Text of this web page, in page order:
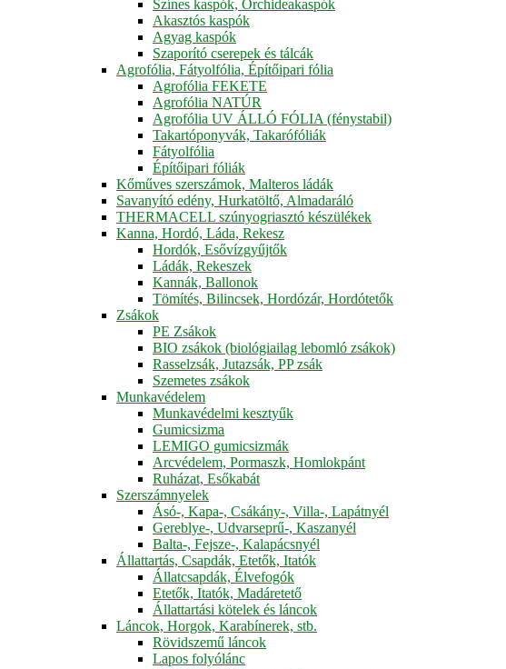
Színes kaspók, Orchideakaspók
Akasztós kaspók
Agyag kaspók
Szaporító cserepek és tálcák
Agrofólia, Fátyolfólia, Építőipari fólia
Agrofólia FEKETE
Agrofólia NATÚR
Agrofólia UV ÁLLÓ FÓLIA (fénystabil)
Takartóponyvák, Takarófóliák
Fátyolfólia
Építőipari fóliák
Kőműves szerszámok, Malteros ládák
Savanyító edény, Hurkatöltő, Almadaráló
THERMACELL szúnyogriasztó készülékek
Kanna, Hordó, Láda, Rekesz
Hordók, Esővízgyűjtők
Ládák, Rekeszek
Kannák, Ballonok
Tömítés, Bilincsek, Hordózár, Hordótetők
Zsákok
PE Zsákok
BIO zsákok (biológiailag lebomló zsákok)
Rasselzsák, Jutazsák, PP zsák
Szemetes zsákok
Munkavédelem
Munkavédelmi kesztyűk
Gumicsizma
LEMIGO gumicsizmák
Arcvédelem, Pormaszk, Homlokpánt
Ruházat, Esőkabát
Szerszámnyelek
Ásó-, Kapa-, Csákány-, Villa-, Lapátnyél
Gereblye-, Udvarseprű-, Kaszanyél
Balta-, Fejsze-, Kalapácsnyél
Állattartás, Csapdák, Etetők, Itatók
Állatcsapdák, Élvefogók
Etetők, Itatók, Madáretető
Állattartási kötelek és láncok
Láncok, Horgok, Karabínerek, stb.
Rövidszemű láncok
Lapos folyólánc